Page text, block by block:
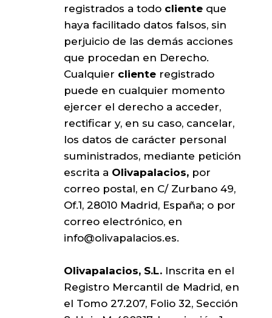
registrados a todo clienteque
haya facilitado datos falsos, sin
perjuicio de las demás acciones
que procedan en Derecho.
Cualquier clienteregistrado
puede en cualquier momento
ejercer el derecho a acceder,
rectificar y, en su caso, cancelar,
los datos de carácter personal
suministrados, mediante petición
escrita a Olivapalacios,por
correo postal, en C/ Zurbano 49,
Of.1, 28010 Madrid, España; o por
correo electrónico, en
info@olivapalacios.es.
Olivapalacios, S.L.Inscrita en el
Registro Mercantil de Madrid, en
el Tomo 27.207, Folio 32, Sección